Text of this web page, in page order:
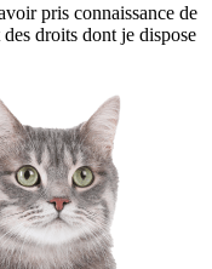
pris connaissance de
des droits dont je dispose